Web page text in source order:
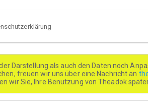
Darstellung als auch den Daten noch
freuen wir uns über eine Nachricht an
wir Sie, Ihre Benutzung von Theadok